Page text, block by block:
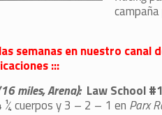
semanas en nuestro canal
:::
miles, Arena): Law School #1
cuerpos y 3 – 2 – 1 en Parx